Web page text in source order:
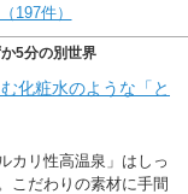
197件）
5分の別世界
化粧水のような「と
カリ性高温泉」はしっ
こだわりの素材に手間